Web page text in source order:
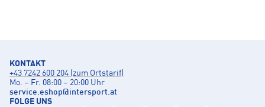
KONTAKT
+43 7242 600 204 (zum Ortstarif)
Mo. – Fr. 08:00 – 20:00 Uhr
service.eshop@intersport.at
FOLGE UNS